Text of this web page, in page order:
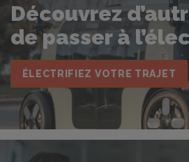
Découvrez
de passer à
ÉLECTRIFIEZ VOTRE TRAJET